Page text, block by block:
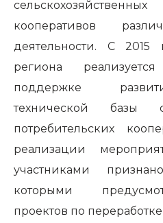
кооперативов
деятельности. С 2015
региона
поддержке
технической базы
потребительских
реализации
участниками
которыми
проектов по